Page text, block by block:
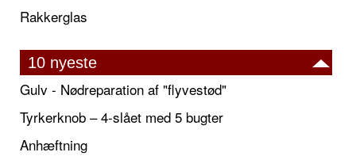
Rakkerglas
10 nyeste
Gulv - Nødreparation af "flyvestød"
Tyrkerknob – 4-slået med 5 bugter
Anhæftning